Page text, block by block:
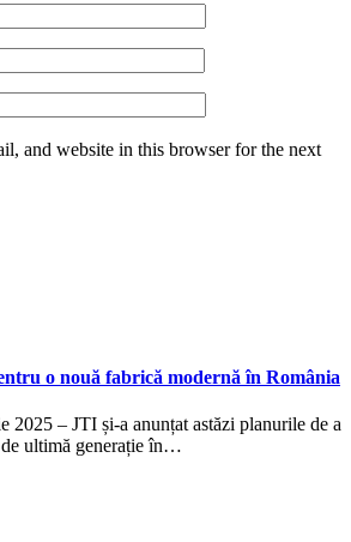
and website in this browser for the next
o nouă fabrică modernă în România
2025 – JTI și-a anunțat astăzi planurile de a
ultimă generație în…